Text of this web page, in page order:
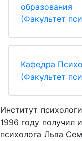
образования
(Факультет
Кафедра
(Факультет
Институт
1996 году получил
психолога Льва